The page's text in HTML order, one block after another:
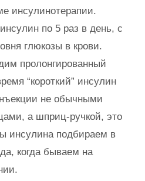
инсулинотерапии.
по 5 раз в день, с
глюкозы в крови.
пролонгированный
“короткий” инсулин
не обычными
а шприц-ручкой, это
инсулина подбираем в
когда бываем на